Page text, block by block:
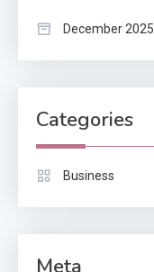
December 2025
Categories
Business
Meta